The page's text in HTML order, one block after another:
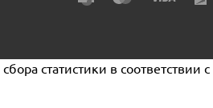
статистики в соответствии с